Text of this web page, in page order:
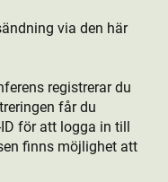
via den här
registrerar du
får du
för att logga in till
finns möjlighet att